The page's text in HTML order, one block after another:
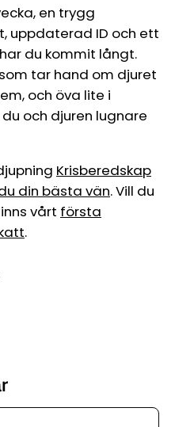
en trygg
uppdaterad ID och ett
du kommit långt.
tar hand om djuret
och öva lite i
och djuren lugnare
Krisberedskap
din bästa vän. Vill du
vårt första
.